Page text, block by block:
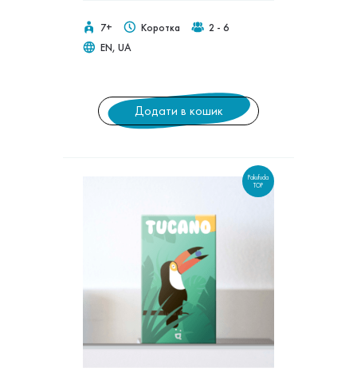
7+ Коротка
2 - 6
EN, UA
Додати в кошик
Pakufuda
TOP